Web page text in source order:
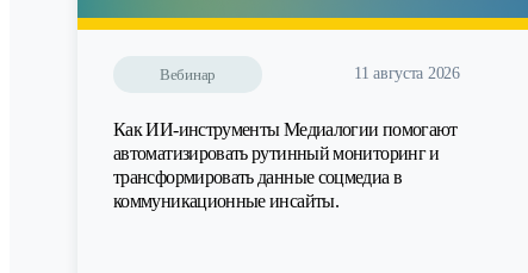
Вебинар 11 августа 2026
Как ИИ-инструменты Медиалогии помогают
автоматизировать рутинный мониторинг и
трансформировать данные соцмедиа в
коммуникационные инсайты.